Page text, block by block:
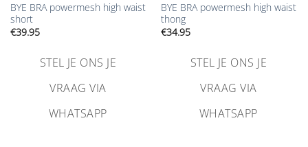
BYE BRA powermesh high waist
short
€39.95
STEL JE ONS JE
VRAAG VIA
WHATSAPP
BYE BRA powermesh high waist
thong
€34.95
STEL JE ONS JE
VRAAG VIA
WHATSAPP